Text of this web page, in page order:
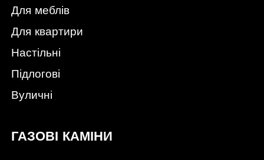
Для меблів
Для квартири
Настільні
Підлогові
Вуличні
ГАЗОВІ КАМІНИ